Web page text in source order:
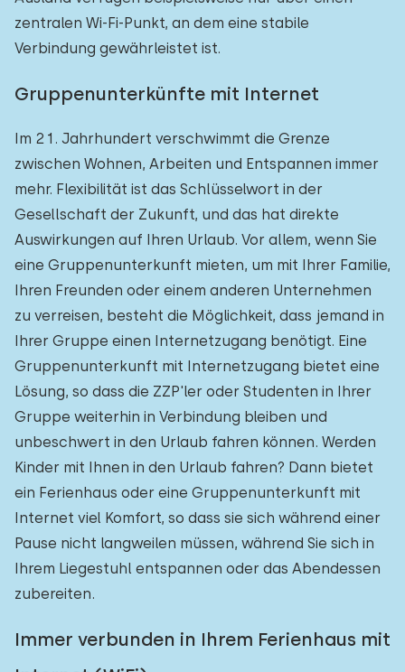
zentralen Wi-Fi-Punkt, an dem eine stabile
Verbindung gewährleistet ist.
Gruppenunterkünfte mit Internet
Im 21. Jahrhundert verschwimmt die Grenze
zwischen Wohnen, Arbeiten und Entspannen immer
mehr. Flexibilität ist das Schlüsselwort in der
Gesellschaft der Zukunft, und das hat direkte
Auswirkungen auf Ihren Urlaub. Vor allem, wenn Sie
eine Gruppenunterkunft mieten, um mit Ihrer Familie,
Ihren Freunden oder einem anderen Unternehmen
zu verreisen, besteht die Möglichkeit, dass jemand in
Ihrer Gruppe einen Internetzugang benötigt. Eine
Gruppenunterkunft mit Internetzugang bietet eine
Lösung, so dass die ZZP'ler oder Studenten in Ihrer
Gruppe weiterhin in Verbindung bleiben und
unbeschwert in den Urlaub fahren können. Werden
Kinder mit Ihnen in den Urlaub fahren? Dann bietet
ein Ferienhaus oder eine Gruppenunterkunft mit
Internet viel Komfort, so dass sie sich während einer
Pause nicht langweilen müssen, während Sie sich in
Ihrem Liegestuhl entspannen oder das Abendessen
zubereiten.
Immer verbunden in Ihrem Ferienhaus mit